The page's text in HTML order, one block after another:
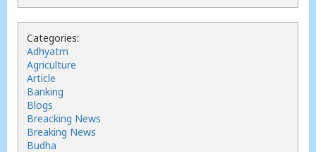
Categories:
Adhyatm
Agriculture
Article
Banking
Blogs
Breacking News
Breaking News
Budha